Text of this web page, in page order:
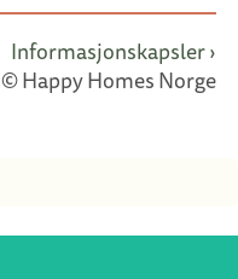
Informasjonskapsler ›
© Happy Homes Norge